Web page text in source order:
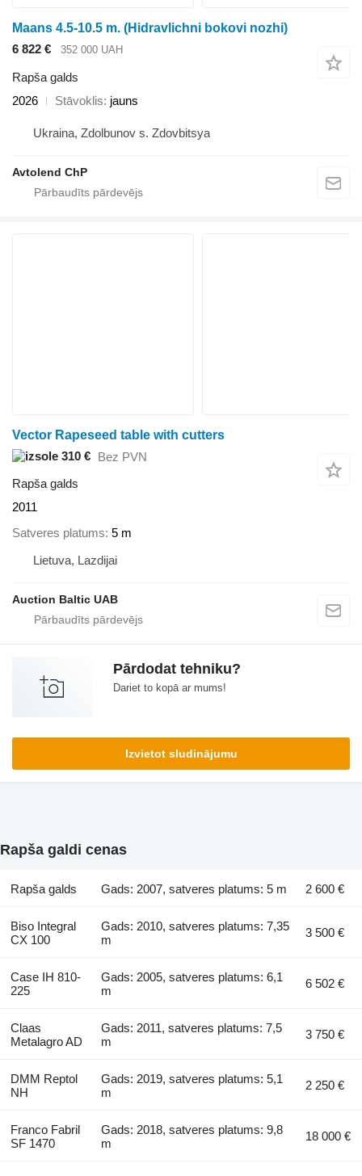
Maans 4.5-10.5 m. (Hidravlichni bokovi nozhi)
6 822 €
352 000 UAH
Rapša galds
2026
Stāvoklis jauns
Ukraina, Zdolbunov s. Zdovbitsya
Avtolend ChP
Vector Rapeseed table with cutters
310 € Bez PVN
Rapša galds
2011
Satveres platums 5 m
Lietuva, Lazdijai
Auction Baltic UAB
Pārdodat tehniku?
Dariet to kopā ar mums!
Izvietot sludinājumu
Rapša galdi cenas
Rapša galds Gads: 2007, satveres platums: 5 m 2 600 €
Biso Integral
CX 100
Gads: 2010, satveres platums: 7,35
m
3 500 €
Case IH 810-
225
Gads: 2005, satveres platums: 6,1
m
6 502 €
Claas
Metalagro AD
Gads: 2011, satveres platums: 7,5
m
3 750 €
DMM Reptol
NH
Gads: 2019, satveres platums: 5,1
m
2 250 €
Franco Fabril
SF 1470
Gads: 2018, satveres platums: 9,8
m
18 000 €